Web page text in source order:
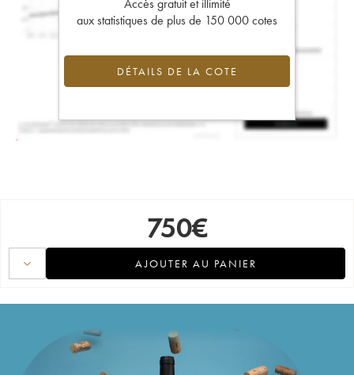
aux statistiques de plus de 150 000 cotes
DÉTAILS DE LA COTE
750€
AJOUTER AU PANIER